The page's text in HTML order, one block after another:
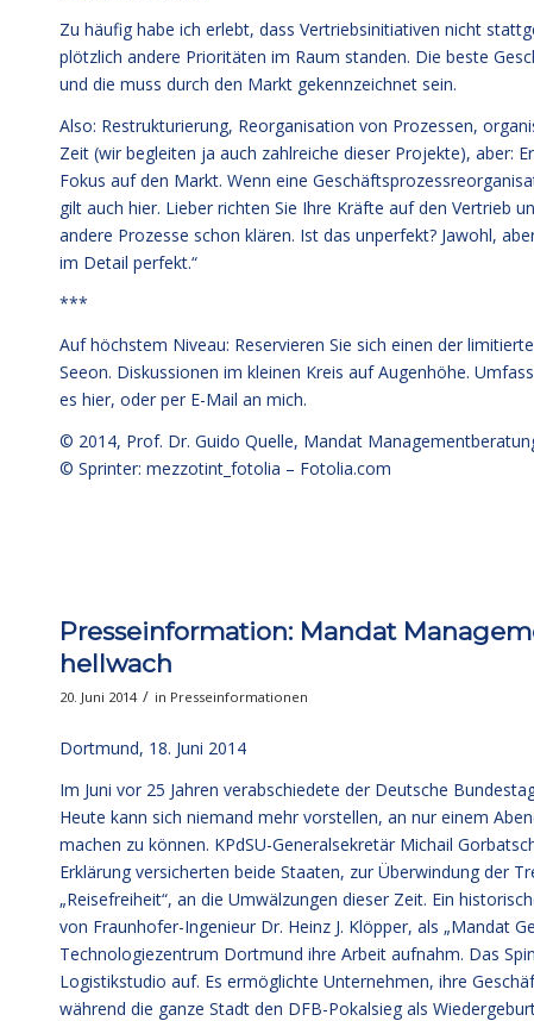
Zu häufig habe ich erlebt, dass Vertriebsinitiativen nicht
plötzlich andere Prioritäten im Raum standen. Die beste
und die muss durch den Markt gekennzeichnet sein.
Also: Restrukturierung, Reorganisation von Prozessen,
Zeit (wir begleiten ja auch zahlreiche dieser Projekte), aber:
Fokus auf den Markt. Wenn eine
gilt auch hier. Lieber richten Sie Ihre Kräfte auf den Vertrieb
andere Prozesse schon klären. Ist das unperfekt? Jawohl,
im Detail perfekt.“
***
Auf höchstem Niveau: Reservieren Sie sich einen der
Seeon. Diskussionen im kleinen Kreis auf Augenhöhe.
es hier, oder per E-Mail an mich.
© 2014, Prof. Dr. Guido Quelle, Mandat
© Sprinter: mezzotint_fotolia – Fotolia.com
Presseinformation: Mandat
hellwach
20. Juni 2014 / in Presseinformationen
Dortmund, 18. Juni 2014
Im Juni vor 25 Jahren verabschiedete der Deutsche
Heute kann sich niemand mehr vorstellen, an nur einem
machen zu können. KPdSU-Generalsekretär Michail
Erklärung versicherten beide Staaten, zur Überwindung der
„Reisefreiheit“, an die Umwälzungen dieser Zeit. Ein
von Fraunhofer-Ingenieur Dr. Heinz J. Klöpper, als „Mandat
Technologiezentrum Dortmund ihre Arbeit aufnahm. Das
Logistikstudio auf. Es ermöglichte Unternehmen, ihre
während die ganze Stadt den DFB-Pokalsieg als